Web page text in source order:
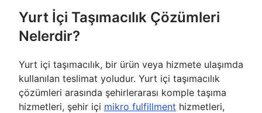
Yurt İçi Taşımacılık Çözümleri
Nelerdir?
Yurt içi taşımacılık, bir ürün veya hizmete ulaşımda
kullanılan teslimat yoludur. Yurt içi taşımacılık
çözümleri arasında şehirlerarası komple taşıma
hizmetleri, şehir içi mikro fulfillment hizmetleri,